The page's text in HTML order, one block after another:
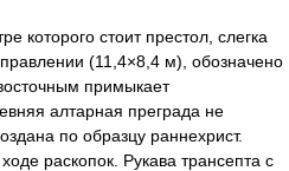
которого стоит престол, слегка
(11,4×8,4 м), обозначено
примыкает
алтарная преграда не
по образцу раннехрист.
раскопок. Рукава трансепта с